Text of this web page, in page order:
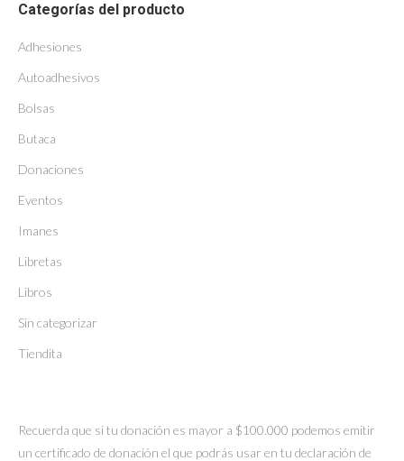
Categorías del producto
Adhesiones
Autoadhesivos
Bolsas
Butaca
Donaciones
Eventos
Imanes
Libretas
Libros
Sin categorizar
Tiendita
Recuerda que si tu donación es mayor a $100.000 podemos emitir
un certificado de donación el que podrás usar en tu declaración de